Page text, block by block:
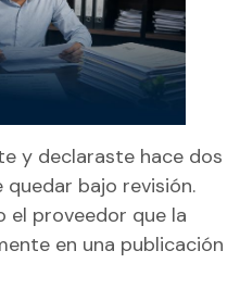
y declaraste hace dos
bajo revisión.
el proveedor que la
en una publicación